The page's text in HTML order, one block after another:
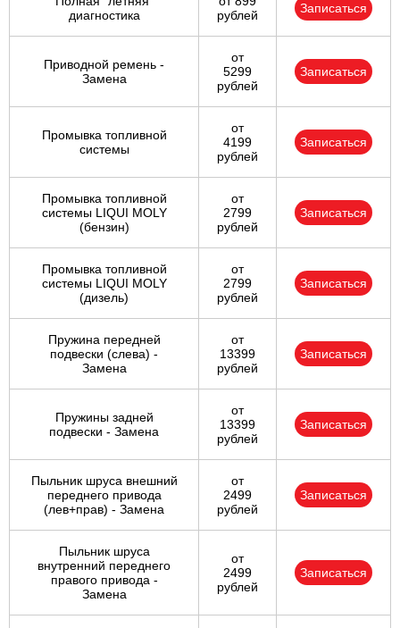
диагностика
рублей
Записаться
Приводной ремень -
Замена
от
5299
рублей
Записаться
Промывка топливной
системы
от
4199
рублей
Записаться
Промывка топливной
системы LIQUI MOLY
(бензин)
от
2799
рублей
Записаться
Промывка топливной
системы LIQUI MOLY
(дизель)
от
2799
рублей
Записаться
Пружина передней
подвески (слева) -
Замена
от
13399
рублей
Записаться
Пружины задней
подвески - Замена
от
13399
рублей
Записаться
Пыльник шруса внешний
переднего привода
(лев+прав) - Замена
от
2499
рублей
Записаться
Пыльник шруса
внутренний переднего
правого привода -
Замена
от
2499
рублей
Записаться